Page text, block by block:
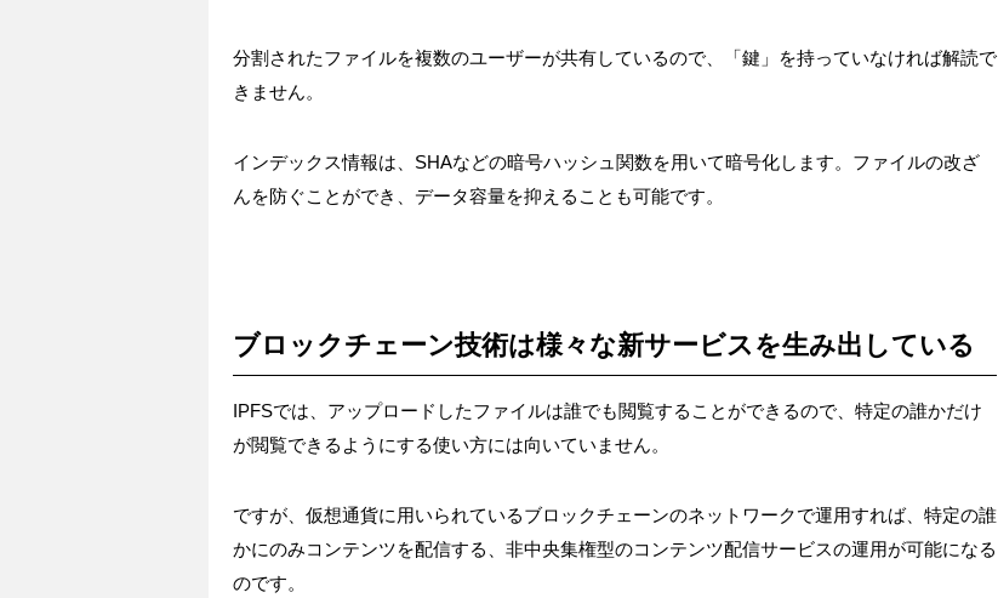
分割されたファイルを複数のユーザーが共有しているので、「鍵」を持っていなければ解読で
きません。
インデックス情報は、SHAなどの暗号ハッシュ関数を用いて暗号化します。ファイルの改ざ
んを防ぐことができ、データ容量を抑えることも可能です。
ブロックチェーン技術は様々な新サービスを生み出している
IPFSでは、アップロードしたファイルは誰でも閲覧することができるので、特定の誰かだけ
が閲覧できるようにする使い方には向いていません。
ですが、仮想通貨に用いられているブロックチェーンのネットワークで運用すれば、特定の誰
かにのみコンテンツを配信する、非中央集権型のコンテンツ配信サービスの運用が可能になる
のです。